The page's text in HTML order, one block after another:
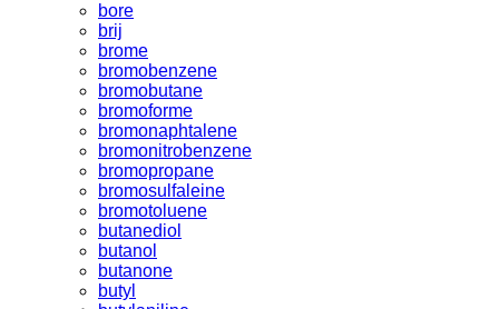
bore
brij
brome
bromobenzene
bromobutane
bromoforme
bromonaphtalene
bromonitrobenzene
bromopropane
bromosulfaleine
bromotoluene
butanediol
butanol
butanone
butyl